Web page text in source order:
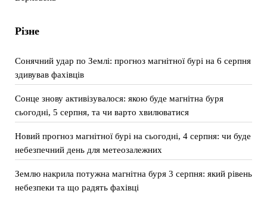
Різне
Сонячний удар по Землі: прогноз магнітної бурі на 6 серпня
здивував фахівців
Сонце знову активізувалося: якою буде магнітна буря
сьогодні, 5 серпня, та чи варто хвилюватися
Новий прогноз магнітної бурі на сьогодні, 4 серпня: чи буде
небезпечний день для метеозалежних
Землю накрила потужна магнітна буря 3 серпня: який рівень
небезпеки та що радять фахівці